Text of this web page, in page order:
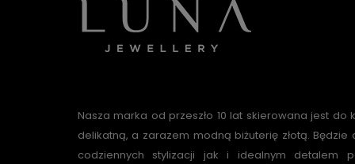
Nasza marka od przeszło 10 lat skierowana jest
delikatną, a zarazem modną biżuterię złotą. Będzie
codziennych stylizacji jak i idealnym detalem